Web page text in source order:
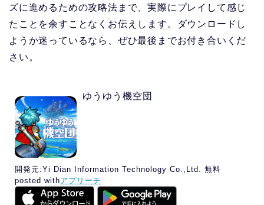
ズに進めるための攻略法まで、実際にプレイして感じ
たことを余すことなくお伝えします。ダウンロードし
ようか迷っているなら、ぜひ最後までお付き合いくだ
さい。
ゆうゆう機空団
開発元:Yi Dian Information Technology Co.,Ltd. 無料
posted withアプリーチ